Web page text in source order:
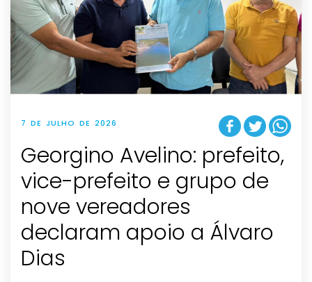
7 DE JULHO DE 2026
Georgino Avelino: prefeito,
vice-prefeito e grupo de
nove vereadores
declaram apoio a Álvaro
Dias